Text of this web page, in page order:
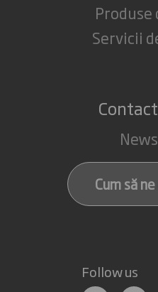
Servicii
Cum să
Follow us